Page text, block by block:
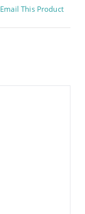
Email This Product